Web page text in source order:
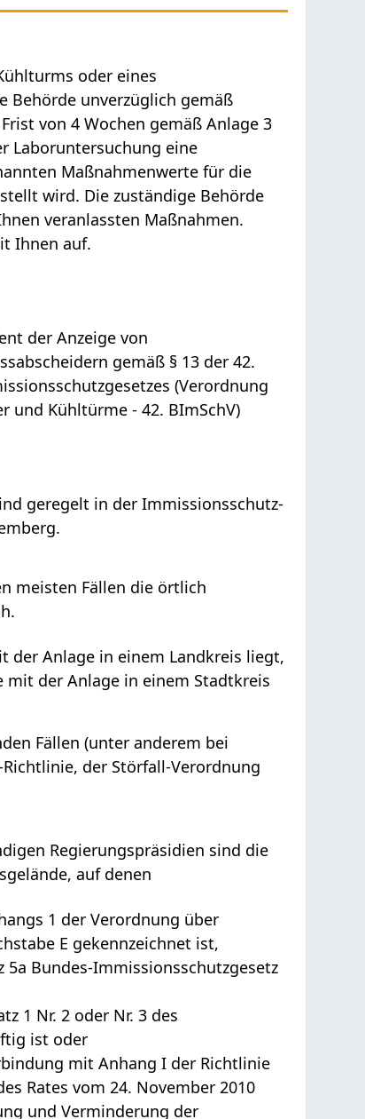
oder eines
Behörde unverzüglich gemäß
von 4 Wochen gemäß Anlage 3
Laboruntersuchung eine
Maßnahmenwerte für die
wird. Die zuständige Behörde
veranlassten Maßnahmen.
Ihnen auf.
der Anzeige von
gemäß § 13 der 42.
(Verordnung
und Kühltürme - 42. BImSchV)
geregelt in der Immissionsschutz-
meisten Fällen die örtlich
der Anlage in einem Landkreis liegt,
der Anlage in einem Stadtkreis
Fällen (unter anderem bei
der Störfall-Verordnung
Regierungspräsidien sind die
auf denen
1 der Verordnung über
E gekennzeichnet ist,
Bundes-Immissionsschutzgesetz
1 Nr. 2 oder Nr. 3 des
ist oder
mit Anhang I der Richtlinie
Rates vom 24. November 2010
und Verminderung der